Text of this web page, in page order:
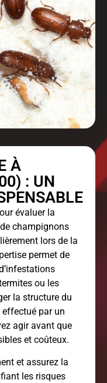
À
: UN
évaluer la
champignons
lors de la
permet de
ou les
la structure du
par un
agir avant que
et coûteux.
et assurez la
les risques